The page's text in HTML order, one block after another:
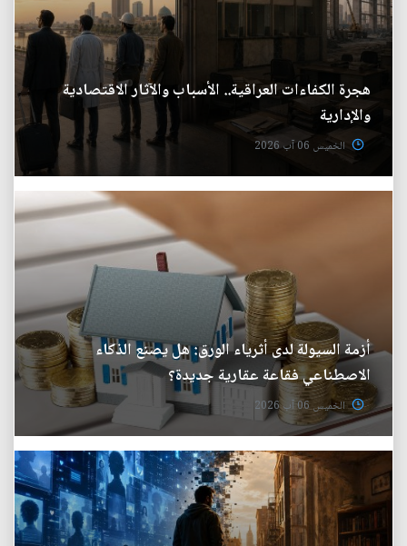
هجرة الكفاءات العراقية.. الأسباب والآثار الاقتصادية
والإدارية
الخميس 06 آب 2026
أزمة السيولة لدى أثرياء الورق: هل يصنع الذكاء
الاصطناعي فقاعة عقارية جديدة؟
الخميس 06 آب 2026